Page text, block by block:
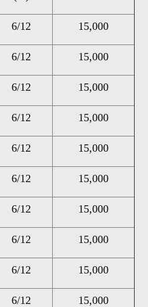
6/12 15,000
6/12 15,000
6/12 15,000
6/12 15,000
6/12 15,000
6/12 15,000
6/12 15,000
6/12 15,000
6/12 15,000
6/12 15,000